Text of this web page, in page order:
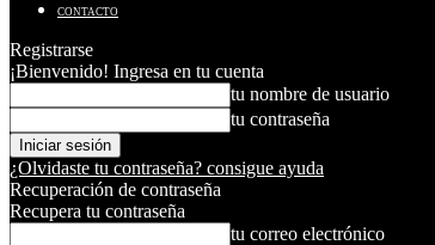
CONTACTO
Registrarse
¡Bienvenido! Ingresa en tu cuenta
tu nombre de usuario
tu contraseña
¿Olvidaste tu contraseña? consigue ayuda
Recuperación de contraseña
Recupera tu contraseña
tu correo electrónico